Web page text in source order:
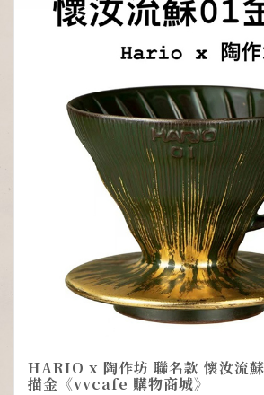
HARIO x 陶作坊 聯名款 懷汝流
描金《vvcafe 購物商城》